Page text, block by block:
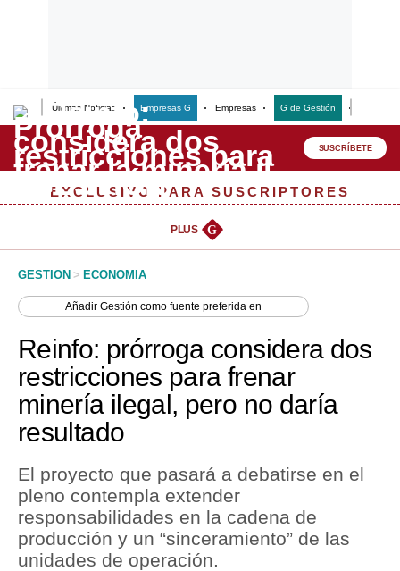
Últimas Noticias Empresas G Empresas G de Gestión
Lo último
Peru Quiosco
Management & Empleo
Perú
Política
Tu Dinero
Finanzas Personales
Inmobiliarias
Plus G
SUSCRÍBETE
EXCLUSIVO PARA SUSCRIPTORES
PLUS G
GESTION > ECONOMIA
AñadirGestión como fuente preferida en
Reinfo: prórroga considera dos
restricciones para frenar
minería ilegal, pero no daría
resultado
El proyecto que pasará a debatirse en el
pleno contempla extender
responsabilidades en la cadena de
producción y un “sinceramiento” de las
unidades de operación.